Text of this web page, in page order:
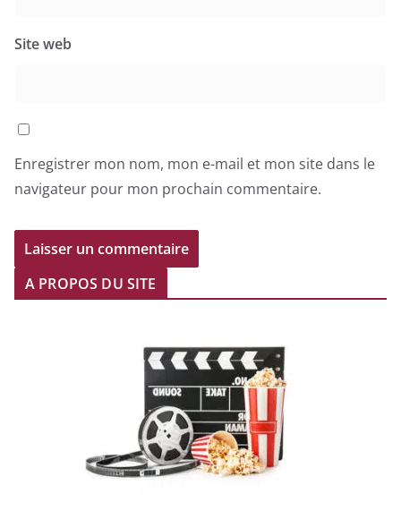
Site web
Enregistrer mon nom, mon e-mail et mon site dans le
navigateur pour mon prochain commentaire.
A PROPOS DU SITE